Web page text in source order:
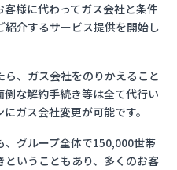
様に代わってガス会社と条件
介するサービス提供を開始し
、ガス会社をのりかえること
な解約手続き等は全て代行い
ガス会社変更が可能です。
グループ全体で150,000世帯
いうこともあり、多くのお客